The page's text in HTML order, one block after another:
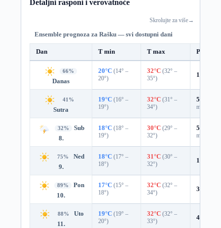
Detaljni rasponi i verovatnoće
Skrolujte za više→
Ensemble prognoza za Rašku — svi dostupni dani
Dan T min T max
66%
Danas
20°C (14° –
20°)
32°C (32° –
35°)
11%
41%
Sutra
19°C (16° –
19°)
32°C (31° –
34°)
56%
mm)
32%
Sub
8.
18°C (18° –
19°)
30°C (29° –
32°)
55%
mm)
75%
Ned
9.
18°C (17° –
18°)
31°C (30° –
32°)
10%
89%
Pon
10.
17°C (15° –
18°)
32°C (32° –
34°)
3%
88%
Uto
11.
19°C (19° –
20°)
32°C (32° –
33°)
4%